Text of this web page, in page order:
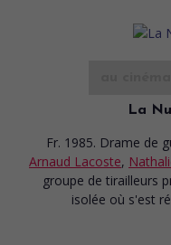
La
Fr. 1985. Drame de
Arnaud Lacoste,
groupe de tirailleurs
isolée où s'est